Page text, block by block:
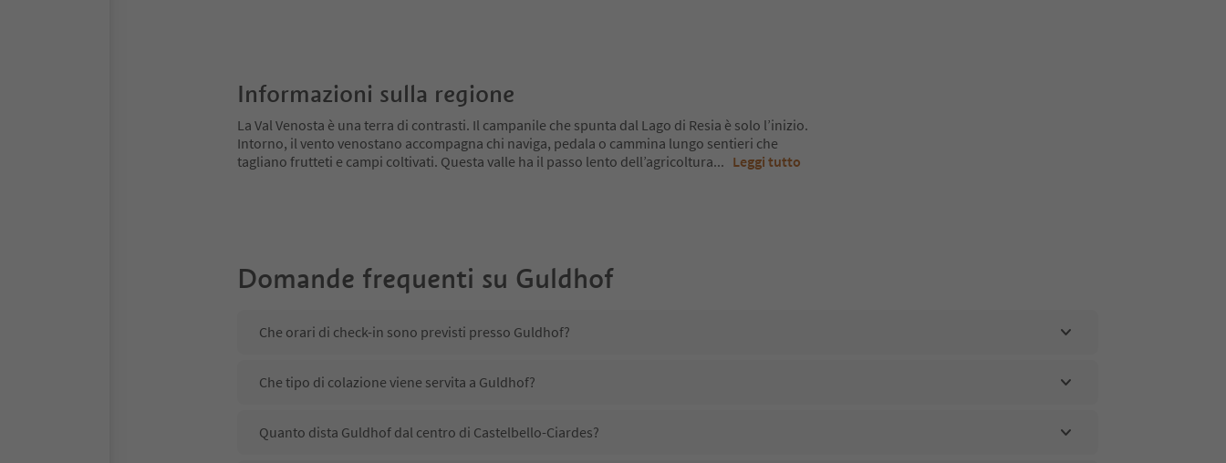
Informazioni sulla regione
La Val Venosta è una terra di contrasti. Il campanile che spunta dal Lago di Resia è solo l’inizio.
Intorno, il vento venostano accompagna chi naviga, pedala o cammina lungo sentieri che
tagliano frutteti e campi coltivati. Questa valle ha il passo lento dell’agricoltura... Leggi tutto
Domande frequenti su Guldhof
Che orari di check-in sono previsti presso Guldhof?
Che tipo di colazione viene servita a Guldhof?
Quanto dista Guldhof dal centro di Castelbello-Ciardes?